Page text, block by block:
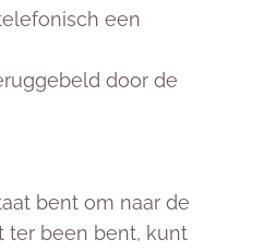
een
door de
bent om naar de
ter been bent, kunt